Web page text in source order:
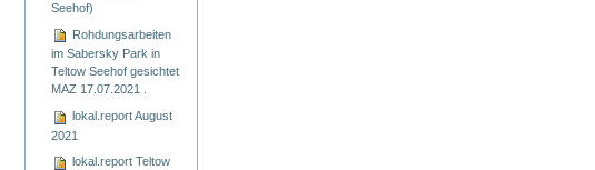
Seehof)
Rohdungsarbeiten
im Sabersky Park in
Teltow Seehof gesichtet
MAZ 17.07.2021 .
lokal.report August
2021
lokal.report Teltow